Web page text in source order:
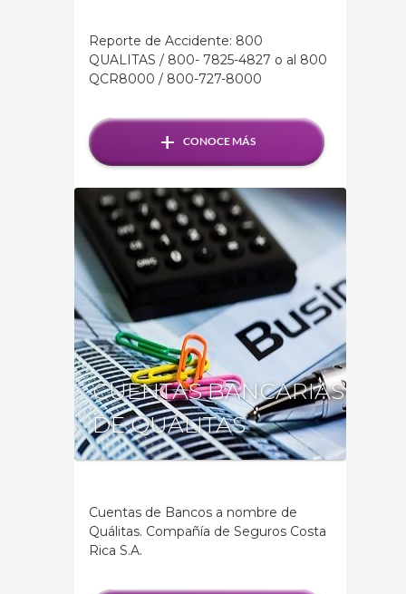
Reporte de Accidente: 800
QUALITAS / 800- 7825-4827 o al 800
QCR8000 / 800-727-8000
+ CONOCE MÁS
CUENTAS BANCARIAS
DE QUÁLITAS
Cuentas de Bancos a nombre de
Quálitas. Compañía de Seguros Costa
Rica S.A.